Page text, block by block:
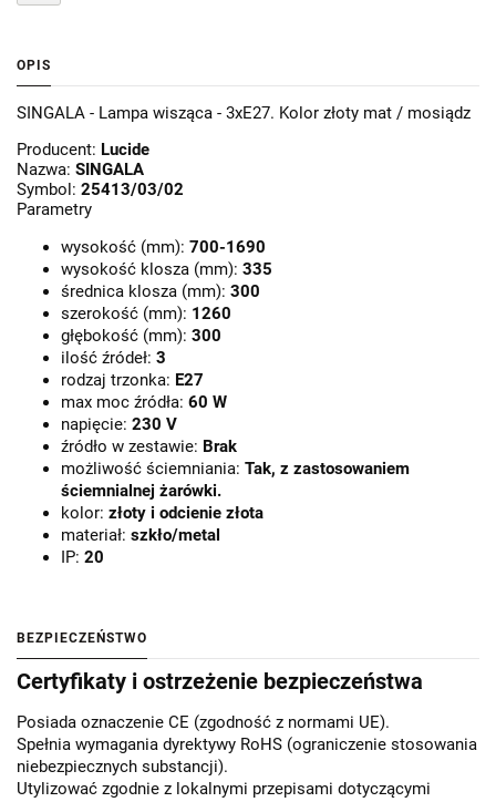
OPIS
SINGALA - Lampa wisząca - 3xE27. Kolor złoty mat / mosiądz
Producent: Lucide
Nazwa: SINGALA
Symbol: 25413/03/02
Parametry
wysokość (mm): 700-1690
wysokość klosza (mm): 335
średnica klosza (mm): 300
szerokość (mm): 1260
głębokość (mm): 300
ilość źródeł: 3
rodzaj trzonka: E27
max moc źródła: 60 W
napięcie: 230 V
źródło w zestawie: Brak
możliwość ściemniania: Tak, z zastosowaniem
ściemnialnej żarówki.
kolor: złoty i odcienie złota
materiał: szkło/metal
IP: 20
BEZPIECZEŃSTWO
Certyfikaty i ostrzeżenie bezpieczeństwa
Posiada oznaczenie CE (zgodność z normami UE).
Spełnia wymagania dyrektywy RoHS (ograniczenie stosowania
niebezpiecznych substancji).
Utylizować zgodnie z lokalnymi przepisami dotyczącymi